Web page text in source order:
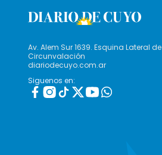
Av. Alem Sur 1639. Esquina Lateral de
Circunvalación
diariodecuyo.com.ar
Siguenos en: